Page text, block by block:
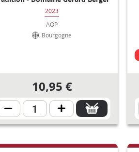
2023
AOP
Bourgogne
10,95 €